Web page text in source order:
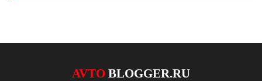
AVTO BLOGGER.RU